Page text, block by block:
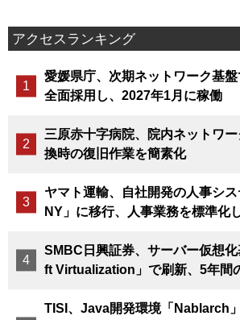
アクセスランキング
愛媛県庁、次期ネットワーク基
全面採用し、2027年1月に稼働
三原赤十字病院、院内ネットワ
換時の復旧作業を簡素化
ヤマト運輸、自社開発の人事シ
NY」に移行、人事業務を標準化
SMBC日興証券、サーバー仮想
ft Virtualization」で刷新、5年間
TISI、Java開発環境「Nablarch